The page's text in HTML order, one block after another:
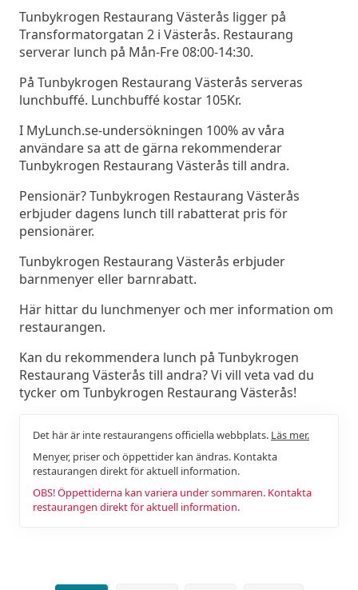
Tunbykrogen Restaurang Västerås ligger på
Transformatorgatan 2 i Västerås. Restaurang
serverar lunch på Mån-Fre 08:00-14:30.
På Tunbykrogen Restaurang Västerås serveras
lunchbuffé. Lunchbuffé kostar 105Kr.
I MyLunch.se-undersökningen 100% av våra
användare sa att de gärna rekommenderar
Tunbykrogen Restaurang Västerås till andra.
Pensionär? Tunbykrogen Restaurang Västerås
erbjuder dagens lunch till rabatterat pris för
pensionärer.
Tunbykrogen Restaurang Västerås erbjuder
barnmenyer eller barnrabatt.
Här hittar du lunchmenyer och mer information om
restaurangen.
Kan du rekommendera lunch på Tunbykrogen
Restaurang Västerås till andra? Vi vill veta vad du
tycker om Tunbykrogen Restaurang Västerås!
Det här är inte restaurangens officiella webbplats. Läs mer.
Menyer, priser och öppettider kan ändras. Kontakta
restaurangen direkt för aktuell information.
OBS! Öppettiderna kan variera under sommaren. Kontakta
restaurangen direkt för aktuell information.